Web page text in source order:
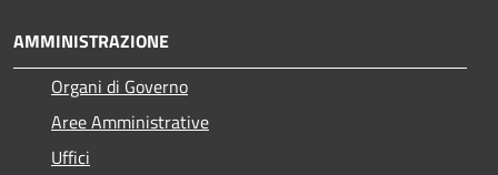
AMMINISTRAZIONE
Organi di Governo
Aree Amministrative
Uffici